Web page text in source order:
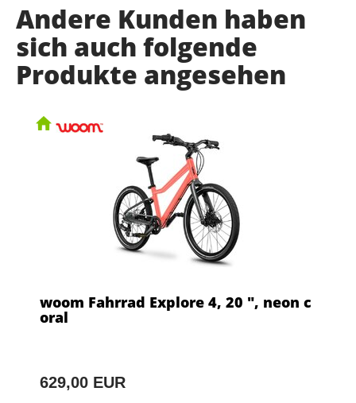
Andere Kunden haben
sich auch folgende
Produkte angesehen
woom Fahrrad Explore 4, 20 ", neon c
oral
629,00 EUR